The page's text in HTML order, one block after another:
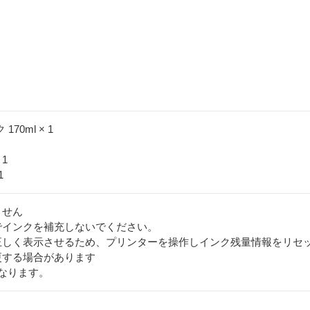
170ml × 1
ん
ンクを補充しないでください。
く表示させるため、プリンターを操作しインク残量情報をリセ
る場合があります
ります。